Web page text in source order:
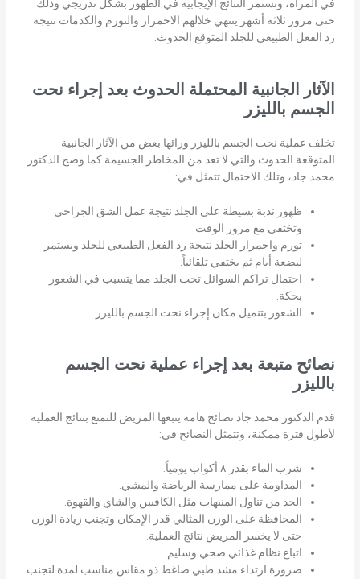
في المرآة، وتستمر النتائج الإيجابية في الظهور بشكل تدريجي وذلك
حتى مرور ثلاثة أشهر ينتهي خلالهم الاحمرار والتورم والكدمات نتيجة
رد الفعل الطبيعي للجلد المتوقع الحدوث.
الآثار الجانبية المحتملة الحدوث بعد إجراء نحت
الجسم بالليزر
تخلف عملية نحت الجسم بالليزر ورائها بعض من الآثار الجانبية
المتوقعة الحدوث والتي لا تعد من المخاطر الجسيمة كما وضح الدكتور
محمد جاد، وتلك الاحتمال تتمثل في:
ظهور ندبة بسيطة على الجلد نتيجة عمل الشق الجراحي
وتختفي مع مرور الوقت.
تورم واحمرار الجلد نتيجة رد الفعل الطبيعي للجلد ويستمر
لبضعة أيام ثم يختفي تلقائياً.
احتمال تراكم السوائل تحت الجلد مما يتسبب في الشعور
بحكة.
الشعور بتنميل مكان إجراء نحت الجسم بالليزر.
نصائح متبعة بعد إجراء عملية نحت الجسم
بالليزر
قدم الدكتور محمد جاد نصائح هامة يتبعها المريض للتمتع بنتائج العملية
لأطول فترة ممكنة، وتتمثل النصائح في:
شرب الماء بقدر ٨ أكواب يومياً.
المداومة على ممارسة الرياضة والمشي.
الحد من تناول المنبهات مثل الكافيين والشاي والقهوة.
المحافظة على الوزن المثالي قدر الإمكان وتجنب زيادة الوزن
حتى لا يخسر المريض نتائج العملية.
اتباع نظام غذائي صحي وسليم.
ضرورة ارتداء مشد طبي ضاغط ذو مقاس مناسب لمدة لتجنب